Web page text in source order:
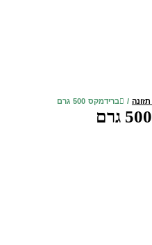
/ ברידמקס 500 גרם